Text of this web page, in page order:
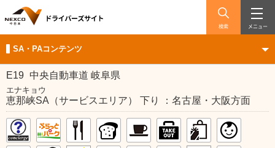
検索 メニュー
SA・PAコンテンツ
E19 中央自動車道 岐阜県
エナキョウ
恵那峡SA（サービスエリア） 下り ：名古屋・大阪方面